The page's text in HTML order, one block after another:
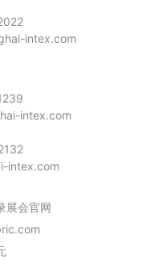
intex.com
intex.com
intex.com
展会官网